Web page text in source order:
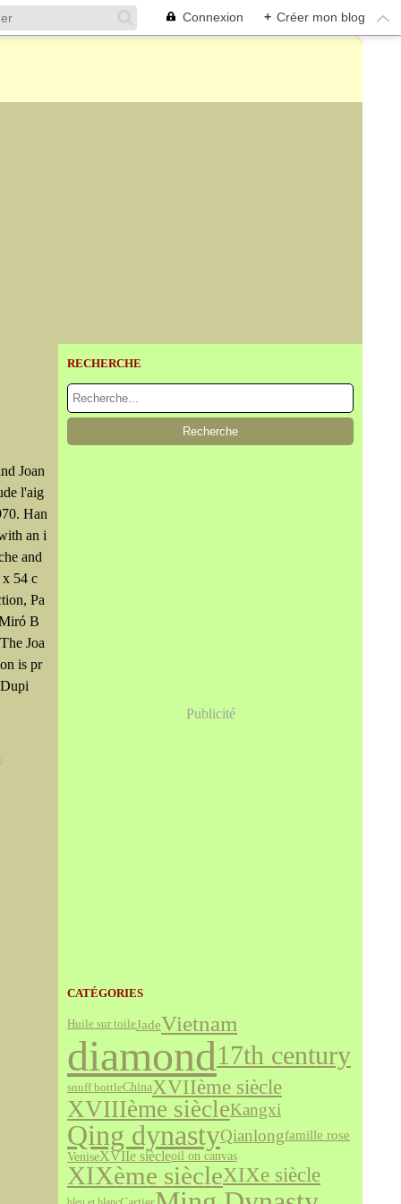
Connexion + Créer mon blog
Joan
l'aig
Han
an i
and
x 54 c
Pa
B
Joa
is pr
RECHERCHE
Publicité
CATÉGORIES
Huile sur toileJadeVietnam
diamond17th century
snuff bottleChinaXVIIème siècle
XVIIIème siècleKangxi
Qing dynastyQianlongfamille rose
VeniseXVIIe siècleoil on canvas
XIXème siècleXIXe siècle